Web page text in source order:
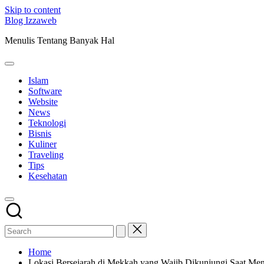
Skip to content
Blog Izzaweb
Menulis Tentang Banyak Hal
Islam
Software
Website
News
Teknologi
Bisnis
Kuliner
Traveling
Tips
Kesehatan
Home